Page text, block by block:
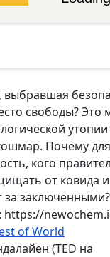
выбравшая
свободы? Это
Почему
кого
от ковида
за заключенными?
https://
of World
(TED на